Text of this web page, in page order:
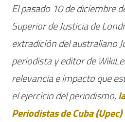
El pasado 10 de diciembre
Superior de Justicia de
extradición del australiano
periodista y editor de
relevancia e impacto que
el ejercicio del periodismo,
Periodistas de Cuba